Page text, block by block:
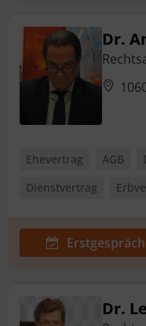
Dr.
Ehevertrag AGB
Dienstvertrag
Erstgespräch
Dr.